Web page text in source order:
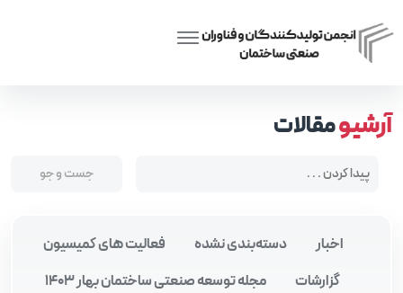
آرشیومقالات
اخبار دسته‌بندی نشده
فعالیت های کمیسیون
گزارشات
مجله توسعه صنعتی ساختمان بهار 1403